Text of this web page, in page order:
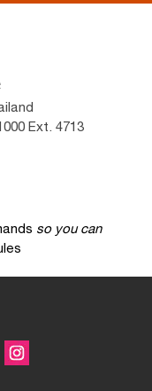
Ext. 4713
so you can